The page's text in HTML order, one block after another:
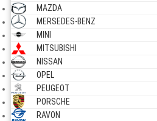
MAZDA
MERSEDES-BENZ
MINI
MITSUBISHI
NISSAN
OPEL
PEUGEOT
PORSCHE
RAVON